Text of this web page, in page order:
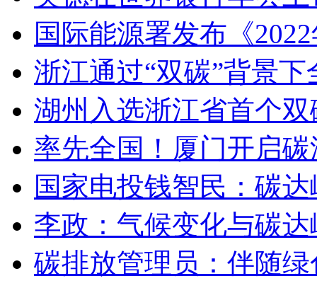
国际能源署发布《
浙江通过“双碳”背景
湖州入选浙江省首个
率先全国！厦门开启
国家电投钱智民：碳
李政：气候变化与碳
碳排放管理员：伴随